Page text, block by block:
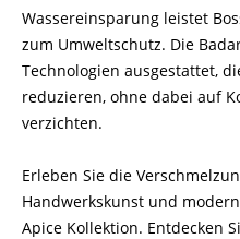
Wassereinsparung leistet
zum Umweltschutz. Die
Technologien ausgestattet,
reduzieren, ohne dabei auf
verzichten.
Erleben Sie die
Handwerkskunst und
Apice Kollektion. Entdecken